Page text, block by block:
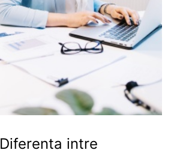
Diferenta intre